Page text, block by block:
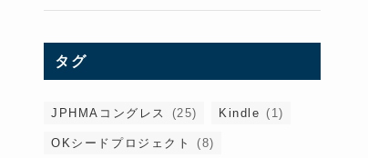
タグ
JPHMAコングレス (25) Kindle (1)
OKシードプロジェクト (8)